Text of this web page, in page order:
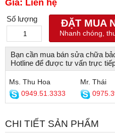
Giá: Liên hệ
Số lượng ĐẶT MUA
Nhanh chóng,
Bạn cần mua bán sửa chữa
Hotline để được tư vấn trực
Ms. Thu Hoa
0949.51.3333
Mr. Thái
CHI TIẾT SẢN PHẨM